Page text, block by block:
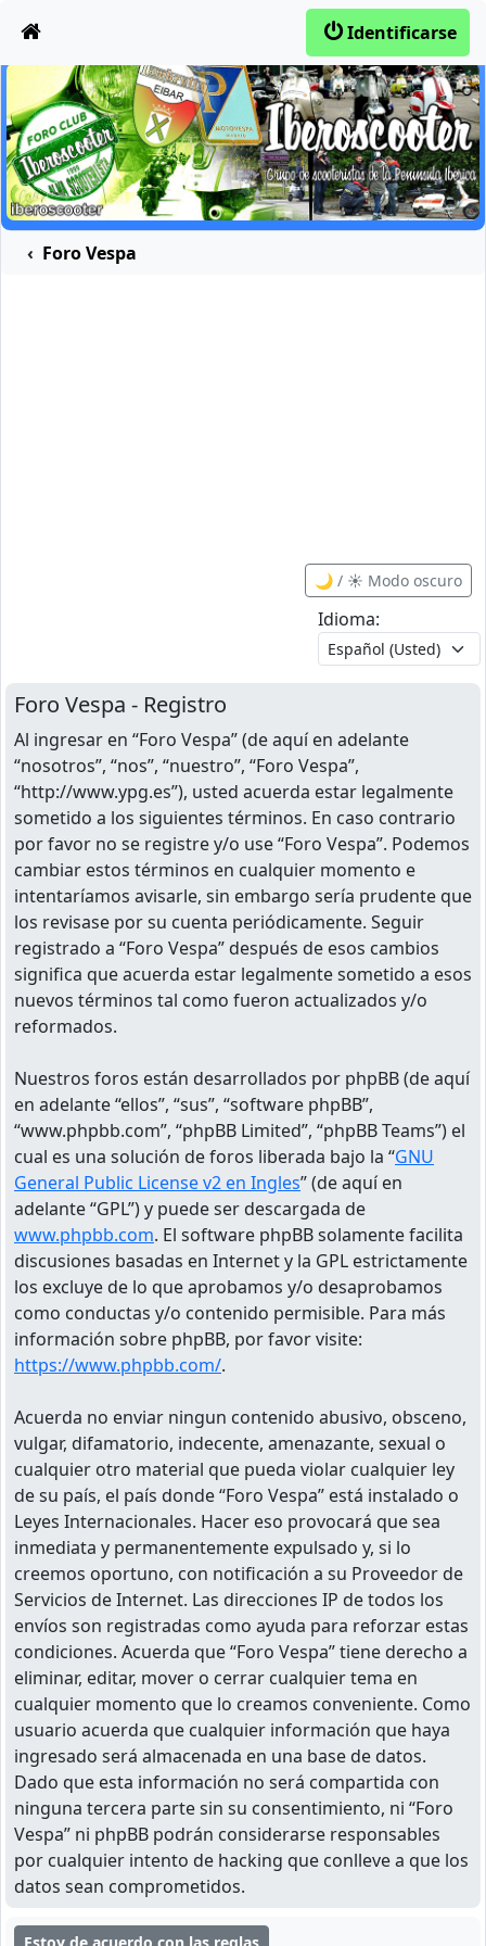
Identificarse
Foro Vespa
🌙 / ☀️ Modo oscuro
Idioma:
Foro Vespa - Registro
Al ingresar en “Foro Vespa” (de aquí en adelante
“nosotros”, “nos”, “nuestro”, “Foro Vespa”,
“http://www.ypg.es”), usted acuerda estar legalmente
sometido a los siguientes términos. En caso contrario
por favor no se registre y/o use “Foro Vespa”. Podemos
cambiar estos términos en cualquier momento e
intentaríamos avisarle, sin embargo sería prudente que
los revisase por su cuenta periódicamente. Seguir
registrado a “Foro Vespa” después de esos cambios
significa que acuerda estar legalmente sometido a esos
nuevos términos tal como fueron actualizados y/o
reformados.
Nuestros foros están desarrollados por phpBB (de aquí
en adelante “ellos”, “sus”, “software phpBB”,
“www.phpbb.com”, “phpBB Limited”, “phpBB Teams”) el
cual es una solución de foros liberada bajo la “GNU
General Public License v2 en Ingles” (de aquí en
adelante “GPL”) y puede ser descargada de
www.phpbb.com. El software phpBB solamente facilita
discusiones basadas en Internet y la GPL estrictamente
los excluye de lo que aprobamos y/o desaprobamos
como conductas y/o contenido permisible. Para más
información sobre phpBB, por favor visite:
https://www.phpbb.com/.
Acuerda no enviar ningun contenido abusivo, obsceno,
vulgar, difamatorio, indecente, amenazante, sexual o
cualquier otro material que pueda violar cualquier ley
de su país, el país donde “Foro Vespa” está instalado o
Leyes Internacionales. Hacer eso provocará que sea
inmediata y permanentemente expulsado y, si lo
creemos oportuno, con notificación a su Proveedor de
Servicios de Internet. Las direcciones IP de todos los
envíos son registradas como ayuda para reforzar estas
condiciones. Acuerda que “Foro Vespa” tiene derecho a
eliminar, editar, mover o cerrar cualquier tema en
cualquier momento que lo creamos conveniente. Como
usuario acuerda que cualquier información que haya
ingresado será almacenada en una base de datos.
Dado que esta información no será compartida con
ninguna tercera parte sin su consentimiento, ni “Foro
Vespa” ni phpBB podrán considerarse responsables
por cualquier intento de hacking que conlleve a que los
datos sean comprometidos.